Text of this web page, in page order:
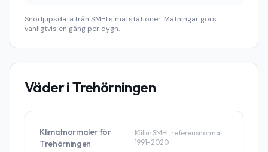
Snödjupsdata från SMHI:s mätstationer. Mätningar görs
vanligtvis en gång per dygn.
Väder iTrehörningen
Klimatnormaler för
Trehörningen
Källa: SMHI, referensnormal
1991–2020